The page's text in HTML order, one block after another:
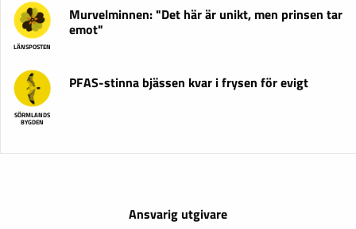
LÄNSPOSTEN
Murvelminnen: "Det här är unikt, men prinsen tar
emot"
SÖRMLANDS
BYGDEN
PFAS-stinna bjässen kvar i frysen för evigt
Ansvarig utgivare